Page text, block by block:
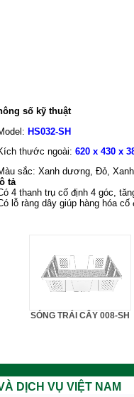
số kỹ thuật
HS032-SH
thước ngoài: 620 x 430 x
sắc: Xanh dương, Đỏ,
tả
4 thanh trụ cố định 4 góc,
lỗ ràng dây giúp hàng hóa cố
SÓNG TRÁI CÂY 008-SH
DỊCH VỤ VIỆT NAM